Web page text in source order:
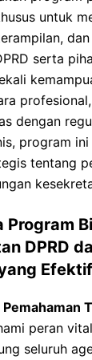
untuk
serta
dengan
program
tentang
Program
DPRD
Efektif
peran
seluruh